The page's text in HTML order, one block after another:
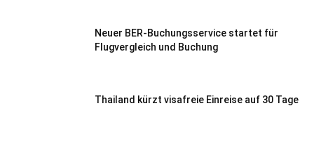
Neuer BER-Buchungsservice startet für
Flugvergleich und Buchung
Thailand kürzt visafreie Einreise auf 30 Tage